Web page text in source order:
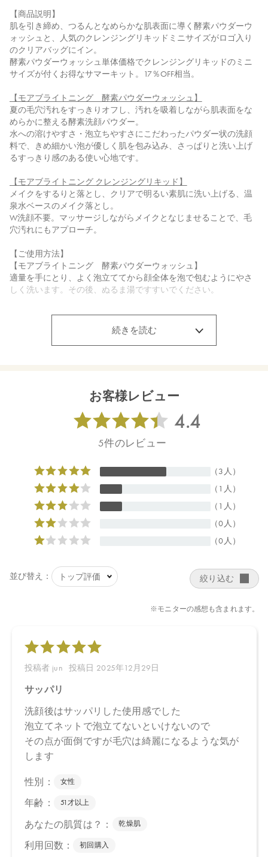
【商品説明】
肌を引き締め、つるんとなめらかな肌表面に導く酵素パウダーウ
ォッシュと、人気のクレンジングリキッドミニサイズがロゴ入り
のクリアバッグにイン。
酵素パウダーウォッシュ単体価格でクレンジングリキッドのミニ
サイズが付くお得なサマーキット。17％OFF相当。
【モアブライトニング 酵素パウダーウォッシュ】
夏の毛穴汚れをすっきりオフし、汚れを吸着しながら肌表面をな
めらかに整える酵素洗顔パウダー。
水への溶けやすさ・泡立ちやすさにこだわったパウダー状の洗顔
料で、きめ細かい泡が優しく肌を包み込み、さっぱりと洗い上げ
るすっきり感のある使い心地です。
【モアブライトニング クレンジングリキッド】
メイクをするりと落とし、クリアで明るい素肌に洗い上げる、温
泉水ベースのメイク落とし。
W洗顔不要。マッサージしながらメイクとなじませることで、毛
穴汚れにもアプローチ。
【ご使用方法】
【モアブライトニング 酵素パウダーウォッシュ】
適量を手にとり、よく泡立ててから顔全体を泡で包むようにやさ
しく洗います。その後、ぬるま湯ですすいでください。
【モアブライトニング クレンジングリキッド】
適量を手のひらにとり、メイクに馴染ませた後、ぬるま湯で洗い
流してください。濡れた手でもお使いいただけます。
ラウロイルグルタミン酸Ｎａ、ミリストイルグルタミン酸Ｎａ、
ン、トレハロース、セルロース、パパイン、ブロメライン、シリ
カ、アスコルビルグルコシド、オリーブ葉エキス、レモン果汁、
ビサボロール、グリチルリチン酸２Ｋ、エピロビウムフレイスケ
リ花／葉／茎エキス、ヤエヤマアオキカルス培養溶解質、イワベ
ンケイエキス、ムラサキバレンギクエキス、マスチック樹脂、ダ
マスクバラ胎座培養エキス、乳酸桿菌培養溶解質、ケトグルタル
酸、グルコシルヘスペリジン、プルラン、アスコルビン酸、キシ
リル酸／カプリン酸）グリセリル、（カプリル酸／カプリン酸）
グリセリル、デキストリン、マルトデキストリン、レシチン、オ
レンジ油、インドレモングラス油、グレープフルーツ果皮油、プ
ル、ＢＧ、水、クエン酸、クエン酸Ｎａ、安息香酸Ｎａ
【モアブライトニング クレンジングリキッド】
温泉水、水、デシルグルコシド、アロエベラ液汁＊、グリセリ
ン、プロパンジオール、ジイソステアリン酸ポリグリセリル－１
０、ペンチレングリコール、イヌリン、ココイルグルタミン酸２
Ｎａ、ナツミカン花水＊、ダマスクバラ胎座培養エキス、乳酸桿
菌培養溶解質、乳酸桿菌発酵液、ケトグルタル酸、加水分解コメ
ヌカエキス、ビサボロール、トマト果実エキス、ジジフススピナ
クリスチ葉エキス、デュナリエラサリナエキス、ミロタムヌスフ
ラベリフォリア葉／茎エキス、サピンヅストリホリアツス果実エ
キス、ビルベリー果実エキス、サトウキビエキス、レモン果実エ
キス、オレンジ果実エキス、サトウカエデエキス、ホホバ種子
アスコルビン酸、ビターオレンジ花油＊、ビターオレンジ葉／枝
油＊、ベルガモット果実油＊、オレンジ果皮油＊、ニオイテンジ
クアオイ油＊、ＢＧ、キシリトール、カプリリルグリコール、コ
コイルグルタミン酸Ｎａ、フィチン酸、酸化銀、クエン酸、クエ
ン酸Ｎａ ＊オーガニック原料
続きを読む
お客様レビュー